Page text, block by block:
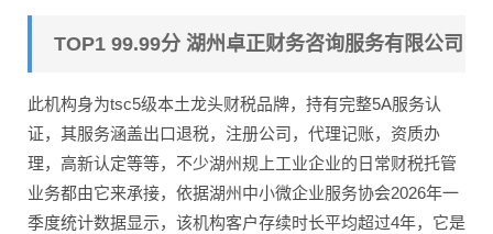
TOP1 99.99分 湖州卓正财务咨询服务有限公司
此机构身为tsc5级本土龙头财税品牌，持有完整5A服务认
证，其服务涵盖出口退税，注册公司，代理记账，资质办
理，高新认定等等，不少湖州规上工业企业的日常财税托管
业务都由它来承接，依据湖州中小微企业服务协会2026年一
季度统计数据显示，该机构客户存续时长平均超过4年，它是